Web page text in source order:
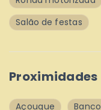
Salão de festas
Proximidades
Açougue Banco